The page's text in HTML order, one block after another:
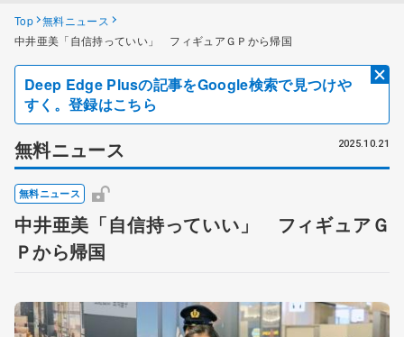
Top 無料ニュース
中井亜美「自信持っていい」 フィギュアＧＰから帰国
Deep Edge Plusの記事をGoogle検索で見つけや
すく。登録はこちら
無料ニュース 2025.10.21
無料ニュース
中井亜美「自信持っていい」 フィギュアＧ
Ｐから帰国